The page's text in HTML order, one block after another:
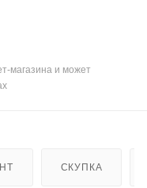
магазина и может
СКУПКА